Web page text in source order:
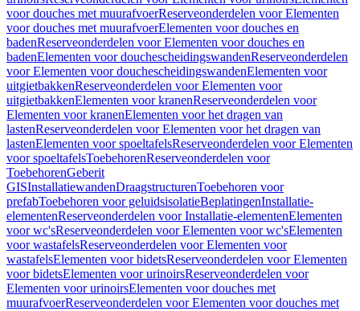
voor douches met muurafvoerReserveonderdelen voor Elementen
voor douches met muurafvoerElementen voor douches en
badenReserveonderdelen voor Elementen voor douches en
badenElementen voor douchescheidingswandenReserveonderdelen
voor Elementen voor douchescheidingswandenElementen voor
uitgietbakkenReserveonderdelen voor Elementen voor
uitgietbakkenElementen voor kranenReserveonderdelen voor
Elementen voor kranenElementen voor het dragen van
lastenReserveonderdelen voor Elementen voor het dragen van
lastenElementen voor spoeltafelsReserveonderdelen voor Elementen
voor spoeltafelsToebehorenReserveonderdelen voor
ToebehorenGeberit
GISInstallatiewandenDraagstructurenToebehoren voor
prefabToebehoren voor geluidsisolatieBeplatingenInstallatie-
elementenReserveonderdelen voor Installatie-elementenElementen
voor wc'sReserveonderdelen voor Elementen voor wc'sElementen
voor wastafelsReserveonderdelen voor Elementen voor
wastafelsElementen voor bidetsReserveonderdelen voor Elementen
voor bidetsElementen voor urinoirsReserveonderdelen voor
Elementen voor urinoirsElementen voor douches met
muurafvoerReserveonderdelen voor Elementen voor douches met